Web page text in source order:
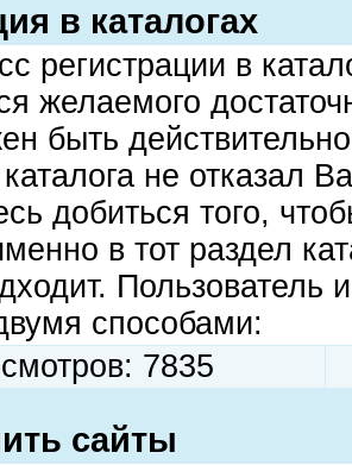
в каталогах
регистрации в
желаемого
быть
не отказал
добиться того,
в тот раздел
способами:
7835
сайты